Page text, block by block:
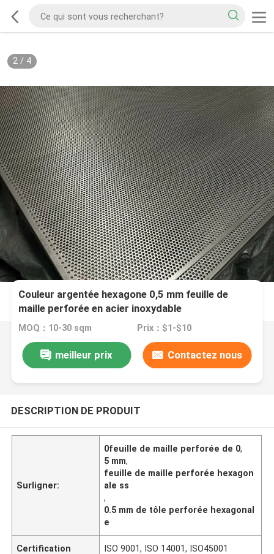
2/ 4
Couleur argentée hexagone 0,5 mm feuille de
maille perforée en acier inoxydable
MOQ：10-30 sqm Prix：$1-$10
meilleur prix Contactez nous
DESCRIPTION DE PRODUIT
Surligner:
0feuille de maille perforée de 0,
5 mm,
feuille de maille perforée hexagon
ale ss
,
0.5 mm de tôle perforée hexagonal
e
Certification ISO 9001, ISO 14001, ISO45001